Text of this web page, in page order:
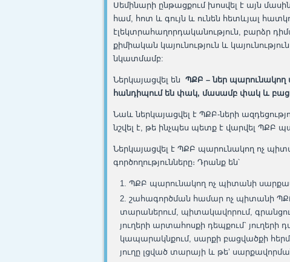
Սեմինարի ընթացքում խոսվել է այն
համ, հոտ և գույն և ունեն հետևյալ
էլեկտրահաղորդականություն, բարձր
քիմիական կայունություն և
նկատմամբ:
Ներկայացվել են ՊՔԲ – ներ պարունակող
հանդիպում են փակ, մասամբ փակ և բաց
Նաև ներկայացվել է ՊՔԲ-ների
նշվել է, թե ինչպես պետք է վարվել ՊՔԲ
Ներկայացվել է ՊՔԲ պարունակող ոչ
գործողությունները։ Դրանք են՝
ՊՔԲ պարունակող ոչ պիտանի
շահագործման համար ոչ պիտանի
տարաներում, պիտակավորում,
յուղերի արտահոսքի դեպքում`
կապարակնքում, սարքի բացվածքի
յուղը լցված տարայի և թե’